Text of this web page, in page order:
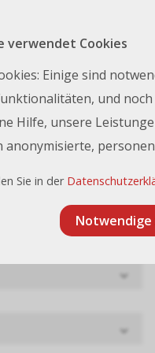
verwendet Cookies
Einige sind
und
Hilfe, unsere
Sie in der
Notwendige